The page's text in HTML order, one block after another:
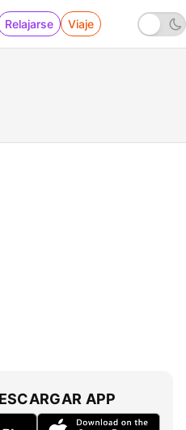
Relajarse Viaje
APP